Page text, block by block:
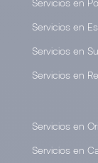
Servicios en
Servicios en
Servicios en
Servicios en
Servicios en
Servicios en